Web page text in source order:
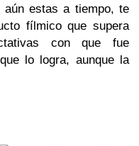
estas a tiempo, te
fílmico que supera
con que fue
lo logra, aunque la